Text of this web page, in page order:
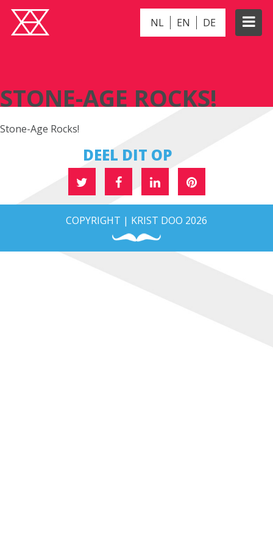
NL EN DE
STONE-AGE ROCKS!
Stone-Age Rocks!
DEEL DIT OP
COPYRIGHT | KRIST DOO 2026